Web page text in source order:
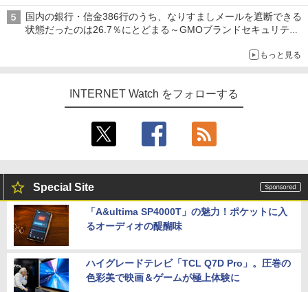
すよ！】
国内の銀行・信金386行のうち、なりすましメールを遮断できる
状態だったのは26.7％にとどまる～GMOブランドセキュリティ
もっと見る
INTERNET Watch をフォローする
Special Site
「A&ultima SP4000T」の魅力！ポケットに入
るオーディオの醍醐味
ハイグレードテレビ「TCL Q7D Pro」。圧巻の
色彩美で映画＆ゲームが極上体験に